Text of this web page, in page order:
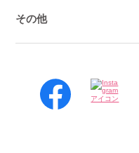
その他